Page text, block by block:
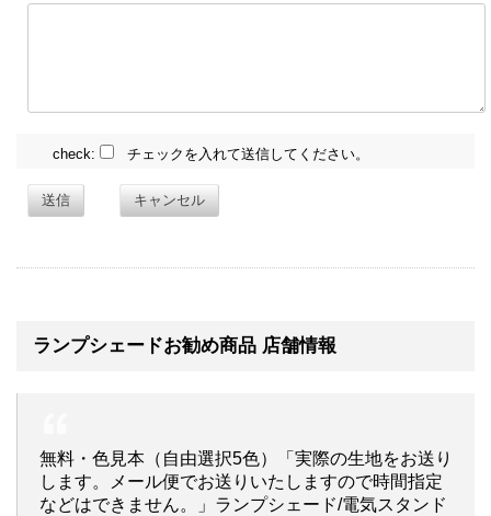
check: チェックを入れて送信してください。
送信 キャンセル
ランプシェードお勧め商品 店舗情報
無料・色見本（自由選択5色）「実際の生地をお送り
します。メール便でお送りいたしますので時間指定
などはできません。」ランプシェード/電気スタンド